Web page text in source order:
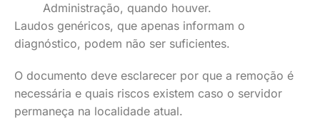
Administração, quando houver.
Laudos genéricos, que apenas informam o
diagnóstico, podem não ser suficientes.
O documento deve esclarecer por que a remoção é
necessária e quais riscos existem caso o servidor
permaneça na localidade atual.